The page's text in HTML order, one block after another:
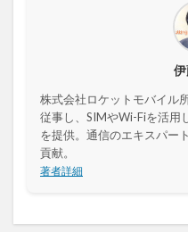
株式会社ロケットモバイル
従事し、SIMやWi-Fiを活用
を提供。通信のエキスパー
貢献。
著者詳細